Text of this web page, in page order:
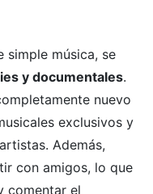
simple música, se
y documentales.
nuevo
exclusivos y
Además,
con amigos, lo que
comentar el